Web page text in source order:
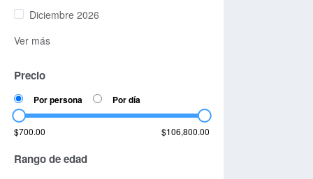
Diciembre 2026
Ver más
Precio
Por persona Por día
$700.00 $106,800.00
Rango de edad